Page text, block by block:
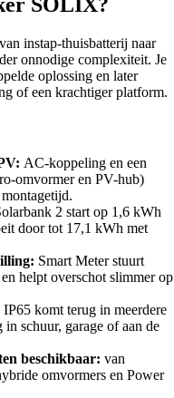
SOLIX?
instap-thuisbatterij naar
onnodige complexiteit. Je
oplossing en later
of een krachtiger platform.
AC-koppeling en een
omvormer en PV-hub)
2 start op 1,6 kWh
door tot 17,1 kWh met
Smart Meter stuurt
helpt overschot slimmer op
IP65 komt terug in meerdere
schuur, garage of aan de
beschikbaar: van
omvormers en Power